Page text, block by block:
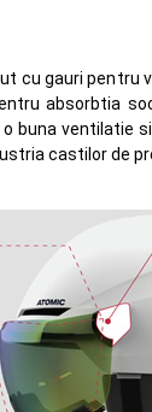
cu gauri
absorbtia
buna ventilatie
castilor de